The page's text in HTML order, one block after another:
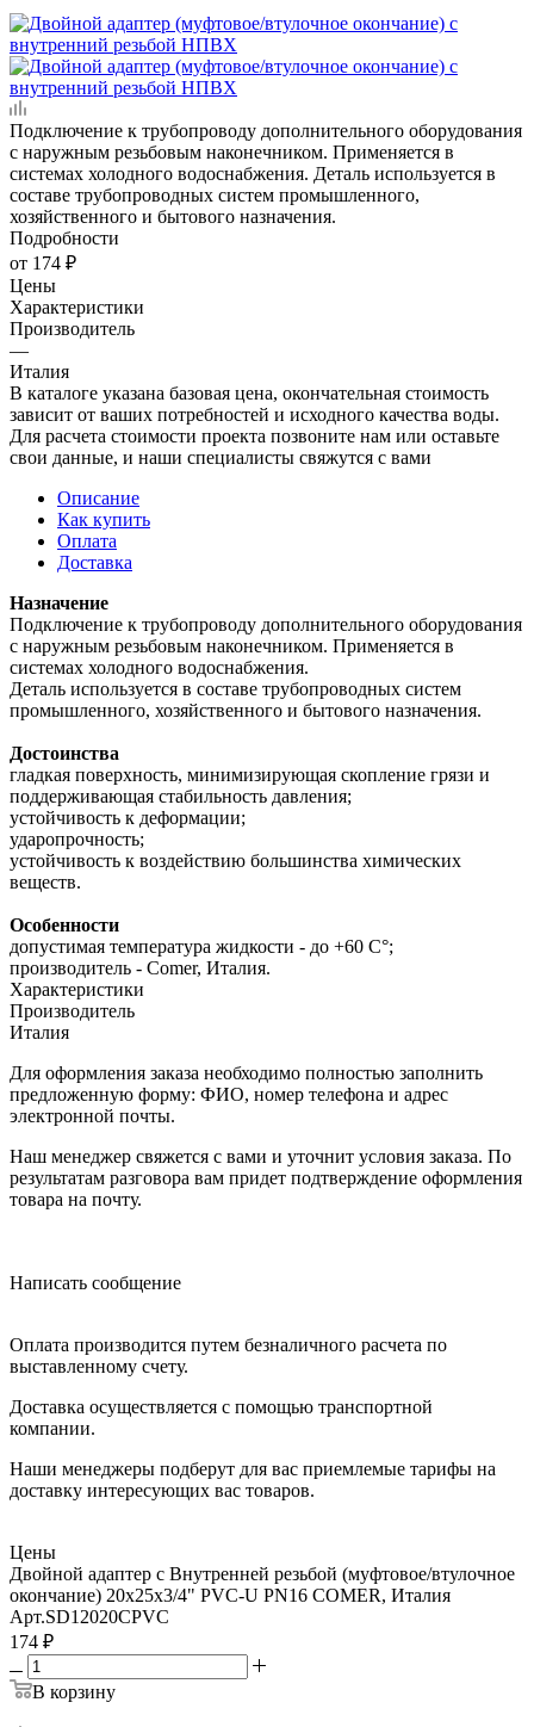
Подключение к трубопроводу дополнительного оборудования
с наружным резьбовым наконечником. Применяется в
системах холодного водоснабжения. Деталь используется в
составе трубопроводных систем промышленного,
хозяйственного и бытового назначения.
Подробности
от 174 ₽
Цены
Характеристики
Производитель
—
Италия
В каталоге указана базовая цена, окончательная стоимость
зависит от ваших потребностей и исходного качества воды.
Для расчета стоимости проекта позвоните нам или оставьте
свои данные, и наши специалисты свяжутся с вами
Описание
Как купить
Оплата
Доставка
Назначение
Подключение к трубопроводу дополнительного оборудования
с наружным резьбовым наконечником. Применяется в
системах холодного водоснабжения.
Деталь используется в составе трубопроводных систем
промышленного, хозяйственного и бытового назначения.
Достоинства
гладкая поверхность, минимизирующая скопление грязи и
поддерживающая стабильность давления;
устойчивость к деформации;
ударопрочность;
устойчивость к воздействию большинства химических
веществ.
Особенности
допустимая температура жидкости - до +60 С°;
производитель - Comer, Италия.
Характеристики
Производитель
Италия
Для оформления заказа необходимо полностью заполнить
предложенную форму: ФИО, номер телефона и адрес
электронной почты.
Наш менеджер свяжется с вами и уточнит условия заказа. По
результатам разговора вам придет подтверждение оформления
товара на почту.
Написать сообщение
Оплата производится путем безналичного расчета по
выставленному счету.
Доставка осуществляется с помощью транспортной
компании.
Наши менеджеры подберут для вас приемлемые тарифы на
доставку интересующих вас товаров.
Цены
Двойной адаптер с Внутренней резьбой (муфтовое/втулочное
окончание) 20x25x3/4" PVC-U PN16 COMER, Италия
Арт.SD12020CPVC
174 ₽
В корзину